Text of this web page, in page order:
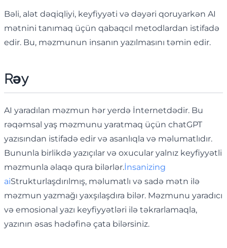
Bəli, alət dəqiqliyi, keyfiyyəti və dəyəri qoruyarkən AI
mətnini tanımaq üçün qabaqcıl metodlardan istifadə
edir. Bu, məzmunun insanın yazılmasını təmin edir.
Rəy
AI yaradılan məzmun hər yerdə İnternetdədir. Bu
rəqəmsal yaş məzmunu yaratmaq üçün chatGPT
yazısından istifadə edir və asanlıqla və məlumatlıdır.
Bununla birlikdə yazıçılar və oxucular yalnız keyfiyyətli
məzmunla əlaqə qura bilərlər.İnsanizing
aiStrukturlaşdırılmış, məlumatlı və sadə mətn ilə
məzmun yazmağı yaxşılaşdıra bilər. Məzmunu yaradıcı
və emosional yazı keyfiyyətləri ilə təkrarlamaqla,
yazının əsas hədəfinə çata bilərsiniz.